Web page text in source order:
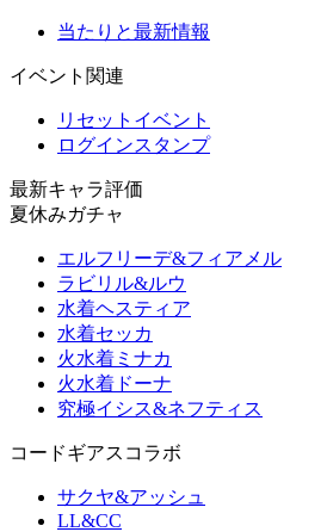
当たりと最新情報
イベント関連
リセットイベント
ログインスタンプ
最新キャラ評価
夏休みガチャ
エルフリーデ&フィアメル
ラビリル&ルウ
水着ヘスティア
水着セッカ
火水着ミナカ
火水着ドーナ
究極イシス&ネフティス
コードギアスコラボ
サクヤ&アッシュ
LL&CC